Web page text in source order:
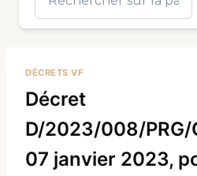
DÉCRETS VF
Décret
D/2023/008/PRG/
07 janvier 2023,